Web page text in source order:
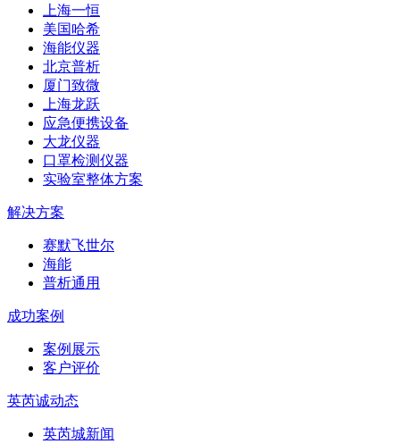
上海一恒
美国哈希
海能仪器
北京普析
厦门致微
上海龙跃
应急便携设备
大龙仪器
口罩检测仪器
实验室整体方案
解决方案
赛默飞世尔
海能
普析通用
成功案例
案例展示
客户评价
英芮诚动态
英芮城新闻